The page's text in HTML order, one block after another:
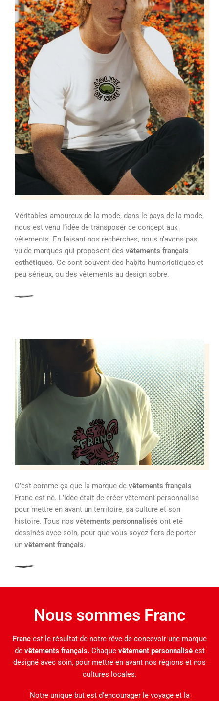
Véritables amoureux de la mode, dans le pays de la mode,
nous est venu l’idée de transposer ce concept aux
vêtements. En faisant nos recherches, nous n’avons pas
vu de marques qui proposent des vêtements français
esthétiques. Ce sont souvent des habits humoristiques et
peu sérieux, ou des vêtements au design sobre.
C’est comme ça que la marque de vêtements français
Franc est né. L’idée était de créer vêtement personnalisé
pour mettre en avant un territoire, sa culture et son
histoire. Tous nos vêtements personnalisés ont été
dessinés avec soin, pour que vous soyez fiers de porter
un vêtement français.
Nous sommes Franc
Francest le résultat de notre rêve de concevoir une marque
de vêtements français. Chaque vêtement personnalisé est
designé avec soin, pour mettre en avant nos régions et nos
cultures locales.
Notre unique but est d’encourager le voyage et la